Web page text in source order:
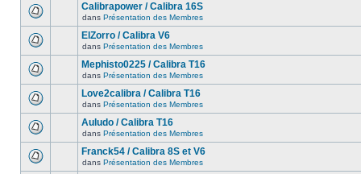
Calibrapower / Calibra 16S
dans Présentation des Membres
ElZorro / Calibra V6
dans Présentation des Membres
Mephisto0225 / Calibra T16
dans Présentation des Membres
Love2calibra / Calibra T16
dans Présentation des Membres
Auludo / Calibra T16
dans Présentation des Membres
Franck54 / Calibra 8S et V6
dans Présentation des Membres